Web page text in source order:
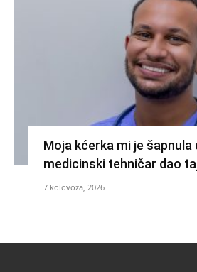
Moja kćerka mi je šapnula
medicinski tehničar dao
7 kolovoza, 2026